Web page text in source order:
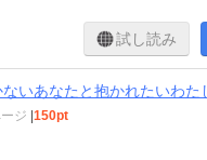
試し読み
ないあなたと抱かれたいわた
ジ 150pt